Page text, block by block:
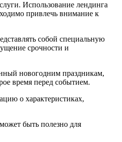
Использование лендинга
привлечь внимание к
собой специальную
срочности и
новогодним праздникам,
время перед событием.
о характеристиках,
быть полезно для